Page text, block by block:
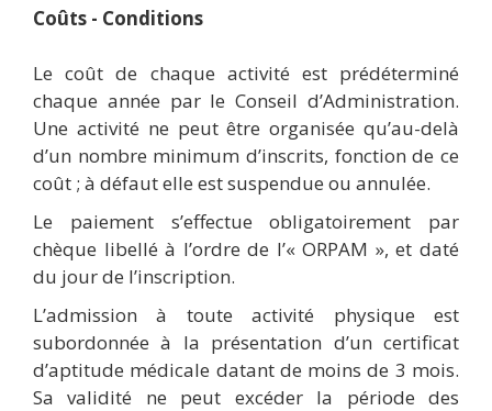
Coûts - Conditions
Le coût de chaque activité est prédéterminé
chaque année par le Conseil d’Administration.
Une activité ne peut être organisée qu’au-delà
d’un nombre minimum d’inscrits, fonction de ce
coût ; à défaut elle est suspendue ou annulée.
Le paiement s’effectue obligatoirement par
chèque libellé à l’ordre de l’« ORPAM », et daté
du jour de l’inscription.
L’admission à toute activité physique est
subordonnée à la présentation d’un certificat
d’aptitude médicale datant de moins de 3 mois.
Sa validité ne peut excéder la période des